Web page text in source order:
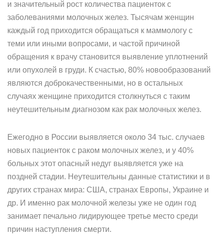
и значительный рост количества пациенток с
заболеваниями молочных желез. Тысячам женщин
каждый год приходится обращаться к маммологу с
теми или иными вопросами, и частой причиной
обращения к врачу становится выявление уплотнений
или опухолей в груди. К счастью, 80% новообразований
являются доброкачественными, но в остальных
случаях женщине приходится столкнуться с таким
неутешительным диагнозом как рак молочных желез.
Ежегодно в России выявляется около 34 тыс. случаев
новых пациенток с раком молочных желез, и у 40%
больных этот опасный недуг выявляется уже на
поздней стадии. Неутешительны данные статистики и в
других странах мира: США, странах Европы, Украине и
др. И именно рак молочной железы уже не один год
занимает печально лидирующее третье место среди
причин наступления смерти.